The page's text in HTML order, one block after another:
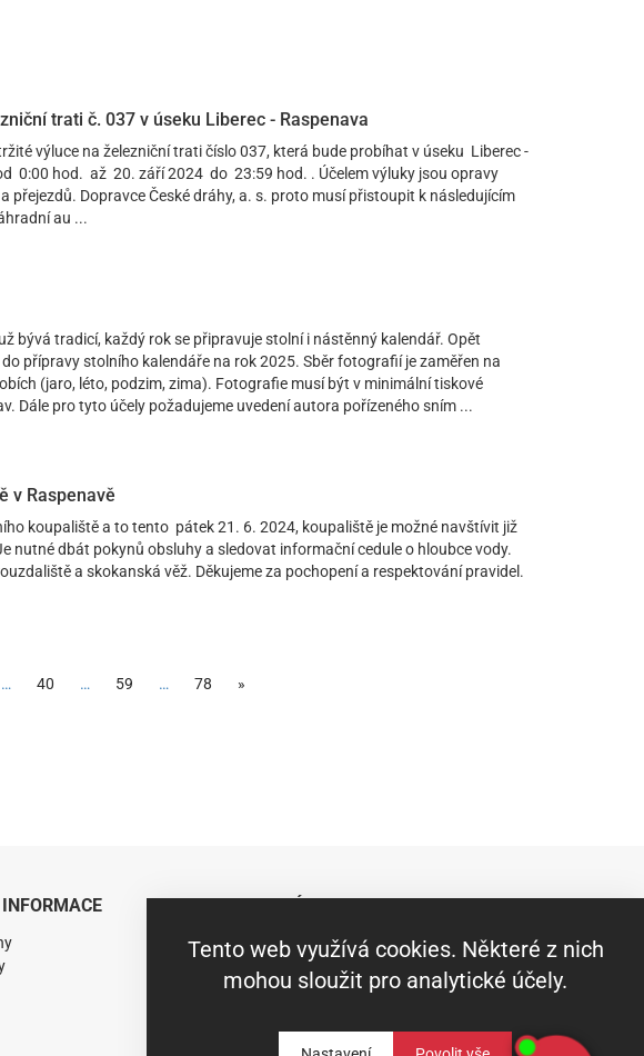
Tento web využívá cookies. Některé z nich
mohou sloužit pro analytické účely.
trati č. 037 v úseku Liberec - Raspenava
výluce na železniční trati číslo 037, která bude probíhat v úseku Liberec -
0:00 hod. až 20. září 2024 do 23:59 hod. . Účelem výluky jsou opravy
Dopravce České dráhy, a. s. proto musí přistoupit k následujícím
au ...
bývá tradicí, každý rok se připravuje stolní i nástěnný kalendář. Opět
přípravy stolního kalendáře na rok 2025. Sběr fotografií je zaměřen na
(jaro, léto, podzim, zima). Fotografie musí být v minimální tiskové
Dále pro tyto účely požadujeme uvedení autora pořízeného sním ...
v Raspenavě
koupaliště a to tento pátek 21. 6. 2024, koupaliště je možné navštívit již
nutné dbát pokynů obsluhy a sledovat informační cedule o hloubce vody.
a skokanská věž. Děkujeme za pochopení a respektování pravidel.
… 40 … 59 … 78 »
RYCHLÝ KONTAKT
Město Raspenava, Fučíkova 421, 463 61
Raspenava
IČ:00263141 DIČ:CZ00263141
Telefon: +420 482 360 431